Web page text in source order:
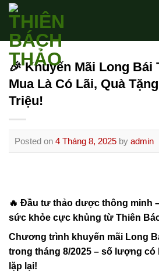
Skip
content
🎉 Khuyến Mãi Long Bái
Mua Là Có Lãi, Quà
Triệu!
Posted on 4 Tháng 8, 2025 by admin
🔥 Đầu tư thảo dược thông minh
sức khỏe cực khủng từ Thiên
Chương trình khuyến mãi Long
trong tháng 8/2025 – số lượng
lặp lại!